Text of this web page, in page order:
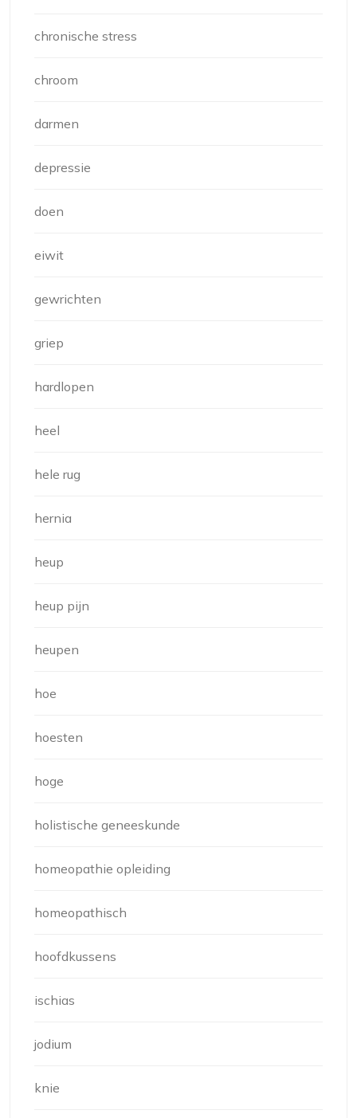
chronische stress
chroom
darmen
depressie
doen
eiwit
gewrichten
griep
hardlopen
heel
hele rug
hernia
heup
heup pijn
heupen
hoe
hoesten
hoge
holistische geneeskunde
homeopathie opleiding
homeopathisch
hoofdkussens
ischias
jodium
knie